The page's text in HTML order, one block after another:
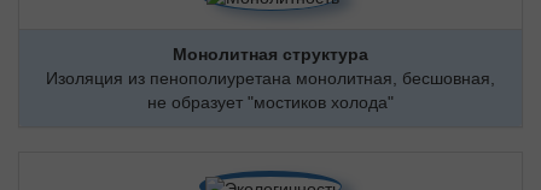
Монолитная структура
Изоляция из пенополиуретана монолитная, бесшовная,
не образует "мостиков холода"